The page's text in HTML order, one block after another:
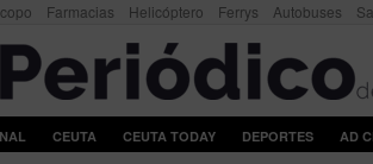
Farmacias Helicóptero Ferrys Autobuses
CEUTA CEUTA TODAY DEPORTES AD